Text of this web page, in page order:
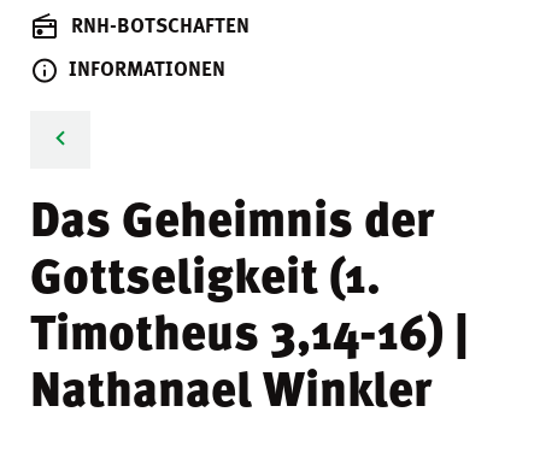
RNH-BOTSCHAFTEN
INFORMATIONEN
Das Geheimnis der
Gottseligkeit (1.
Timotheus 3,14-16) |
Nathanael Winkler